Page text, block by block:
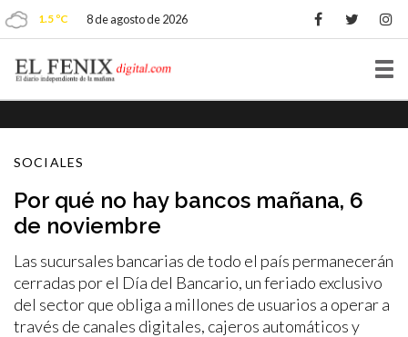
1.5 ºC 8 de agosto de 2026
SOCIALES
Por qué no hay bancos mañana, 6
de noviembre
Las sucursales bancarias de todo el país permanecerán
cerradas por el Día del Bancario, un feriado exclusivo
del sector que obliga a millones de usuarios a operar a
través de canales digitales, cajeros automáticos y